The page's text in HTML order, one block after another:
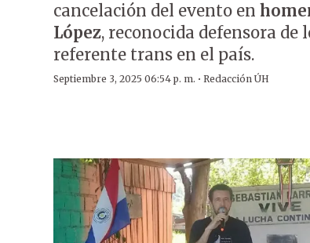
cancelación del evento en
López, reconocida defensora de
referente trans en el país.
Septiembre 3, 2025 06:54 p. m. · Redacción ÚH